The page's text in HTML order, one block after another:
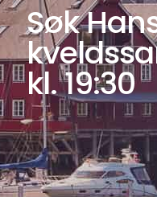
Søk
kl. 19:30